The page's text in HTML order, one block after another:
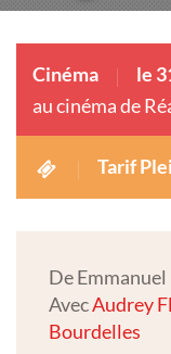
Cinéma le
au cinéma de
Tarif
De
AvecAudrey
Bourdelles